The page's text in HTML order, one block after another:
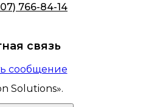
766-84-14
связь
сообщение
Solutions».